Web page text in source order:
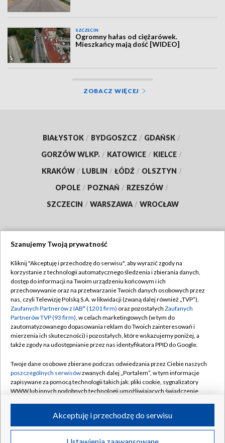
SZCZECIN
Ogromny hałas od ciężarówek.
Mieszkańcy mają dość [WIDEO]
ZOBACZ WIĘCEJ
BIAŁYSTOK / BYDGOSZCZ / GDAŃSK /
GORZÓW WLKP. / KATOWICE / KIELCE /
KRAKÓW / LUBLIN / ŁÓDŹ / OLSZTYN /
OPOLE / POZNAŃ / RZESZÓW /
SZCZECIN / WARSZAWA / WROCŁAW
TVP
Abonament TVP
Emisja w TVP
Centrum informacji TVP
Naziemna Telewizja Cyfrowa
Rada Programowa
System NOS
Informacje o nadawcy
Program dla prasy
Regulamin TVP
Polityka prywatności
Moje zgody
Pomoc
Kontakt
Kanały
©2026 Telewizja Polska S.A. w likwidacji
Szanujemy Twoją prywatność
Kliknij "Akceptuję i przechodzę do serwisu", aby wyrazić zgody na
korzystanie z technologii automatycznego śledzenia i zbierania danych,
dostęp do informacji na Twoim urządzeniu końcowym i ich
przechowywanie oraz na przetwarzanie Twoich danych osobowych przez
nas, czyli Telewizję Polską S.A. w likwidacji (zwaną dalej również „TVP”),
Zaufanych Partnerów z IAB* (1201 firm) oraz pozostałych Zaufanych
Partnerów TVP (93 firm), w celach marketingowych (w tym do
zautomatyzowanego dopasowania reklam do Twoich zainteresowań i
mierzenia ich skuteczności) i pozostałych, które wskazujemy poniżej, a
także zgody na udostępnianie przez nas identyfikatora PPID do Google.
Twoje dane osobowe zbierane podczas odwiedzania przez Ciebie naszych
poszczególnych serwisówzwanych dalej „Portalem”, w tym informacje
zapisywane za pomocą technologii takich jak: pliki cookie, sygnalizatory
WWW lub innych podobnych technologii umożliwiających świadczenie
ruchu w Internecie.
Twoje dane osobowe zbierane podczas odwiedzania przez Ciebie
Akceptuję i przechodzę do serwisu